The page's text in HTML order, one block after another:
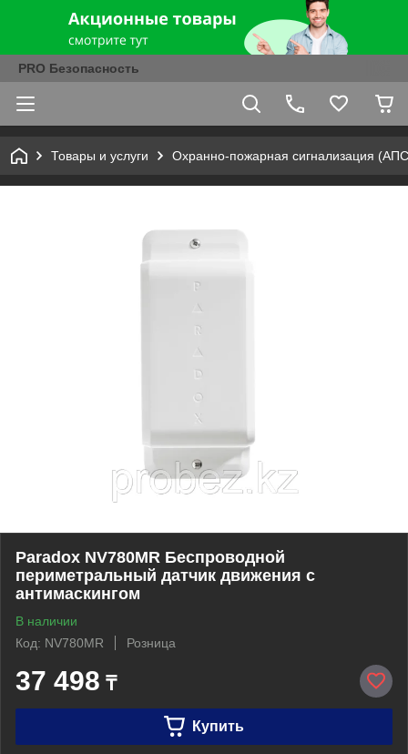
PRO Безопасность
Товары и услуги Охранно-пожарная сигнализация
Paradox NV780MR Беспроводной
периметральный датчик движения с
антимаскингом
В наличии
Код: NV780MR
Розница
37 498 ₸
Купить